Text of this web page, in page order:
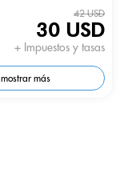
42 USD
30 USD
+ Impuestos y tasas
mostrar más